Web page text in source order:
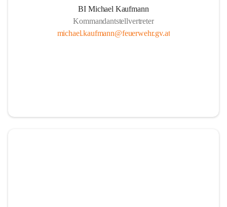
BI Michael Kaufmann
Kommandantstellvertreter
michael.kaufmann@feuerwehr.gv.at